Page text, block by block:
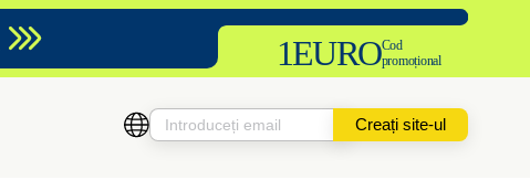
1EUROCod
promoțional
Creați site-ul